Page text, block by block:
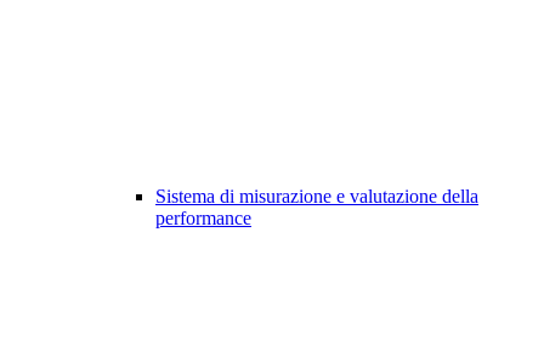
Sistema di misurazione e valutazione della
performance